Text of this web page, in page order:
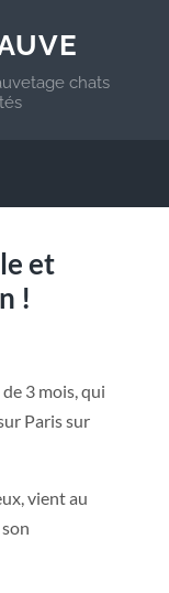
chats
et
!
3 mois, qui
Paris sur
vient au